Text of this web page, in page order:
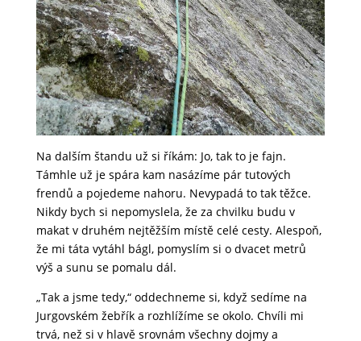
Na dalším štandu už si říkám: Jo, tak to je fajn.
Támhle už je spára kam nasázíme pár tutových
frendů a pojedeme nahoru. Nevypadá to tak těžce.
Nikdy bych si nepomyslela, že za chvilku budu v
makat v druhém nejtěžším místě celé cesty. Alespoň,
že mi táta vytáhl bágl, pomyslím si o dvacet metrů
výš a sunu se pomalu dál.
„Tak a jsme tedy,“ oddechneme si, když sedíme na
Jurgovském žebřík a rozhlížíme se okolo. Chvíli mi
trvá, než si v hlavě srovnám všechny dojmy a